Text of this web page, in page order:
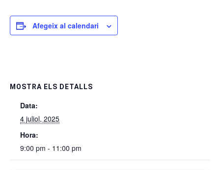
Afegeix al calendari
MOSTRA ELS DETALLS
Data:
4 juliol, 2025
Hora:
9:00 pm - 11:00 pm